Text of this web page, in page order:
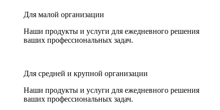
Для малой организации
Наши продукты и услуги для ежедневного решения
ваших профессиональных задач.
Для средней и крупной организации
Наши продукты и услуги для ежедневного решения
ваших профессиональных задач.